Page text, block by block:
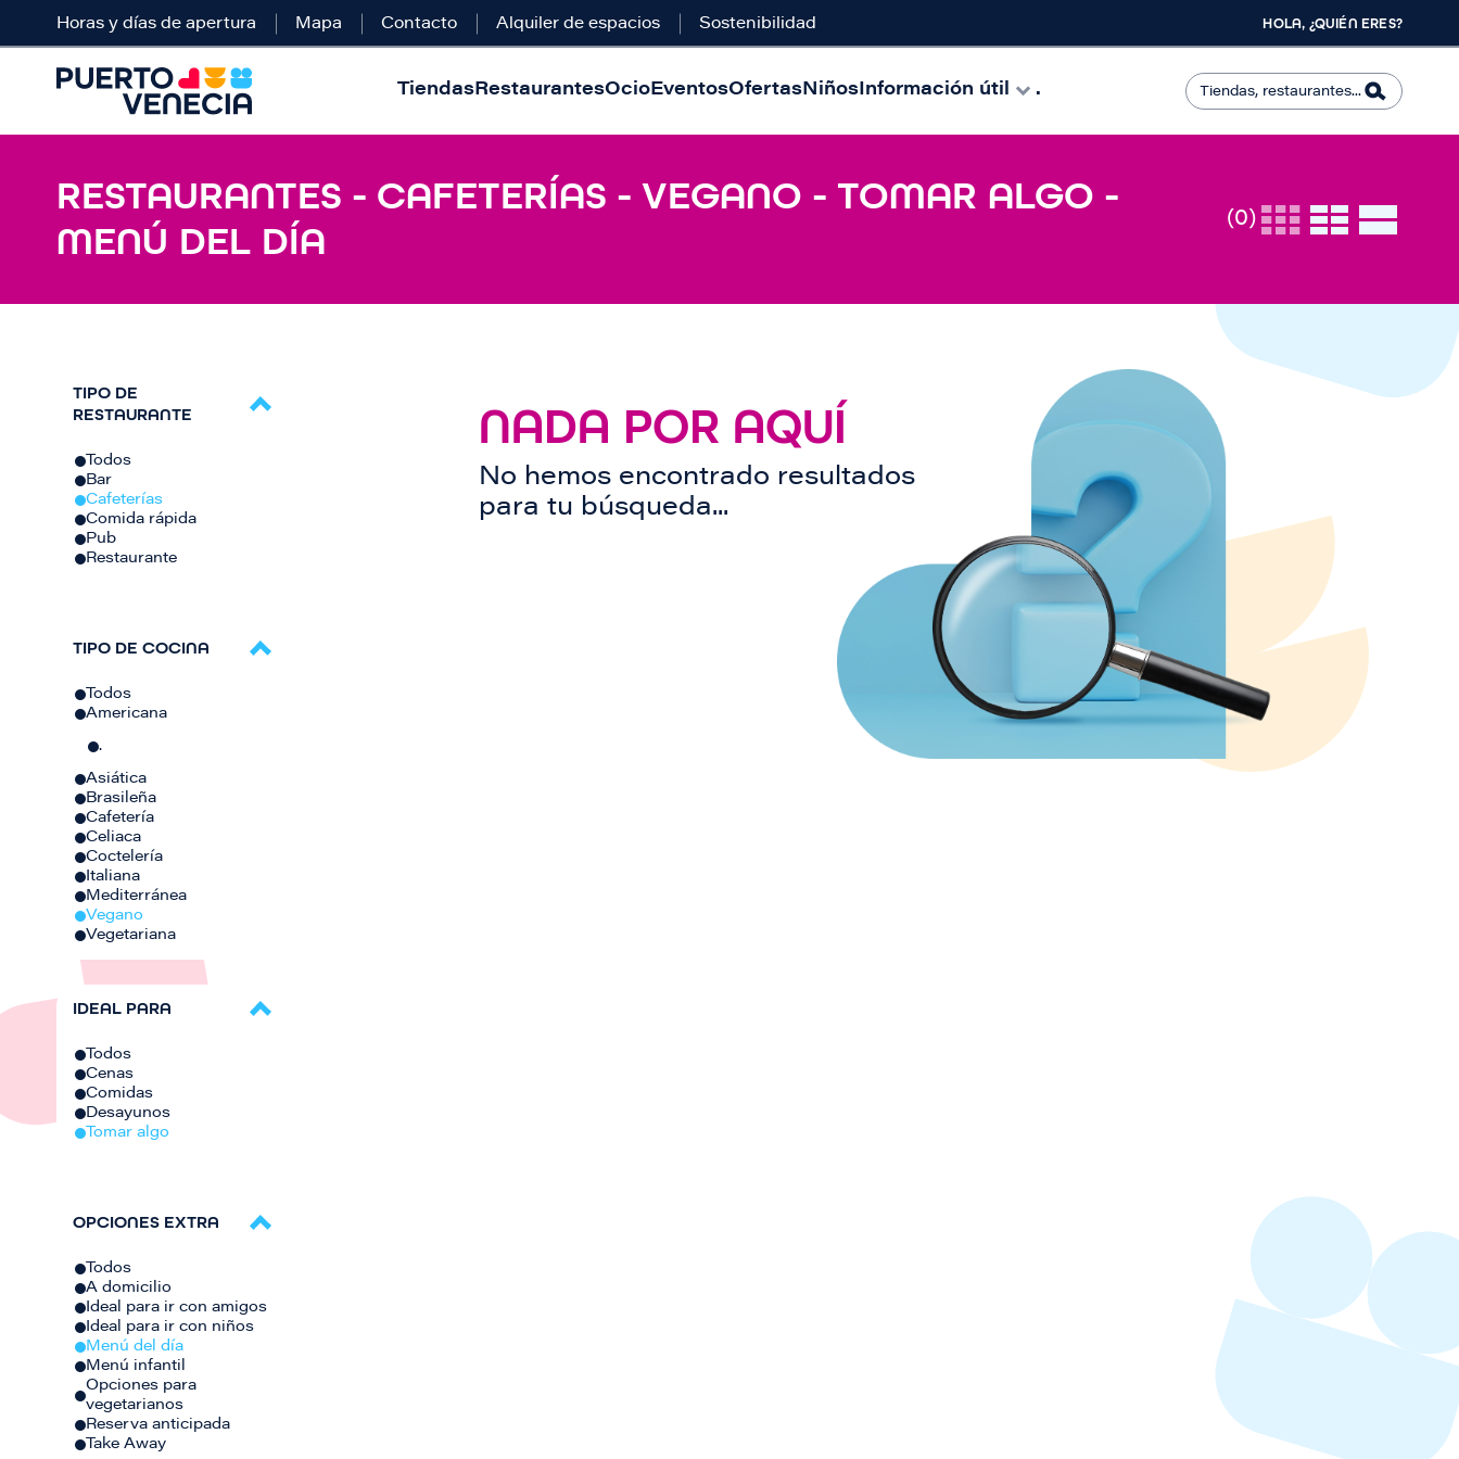
Horas y días de apertura Mapa Contacto Alquiler de espacios Sostenibilidad HOLA, ¿QUIÉN ERES?
TiendasRestaurantesOcioEventosOfertasNiñosInformación útil .
RESTAURANTES - CAFETERÍAS - VEGANO - TOMAR ALGO -
MENÚ DEL DÍA
(0)
TIPO DE
RESTAURANTE
Todos
Bar
Cafeterías
Comida rápida
Pub
Restaurante
TIPO DE COCINA
Todos
Americana
.
Asiática
Brasileña
Cafetería
Celiaca
Coctelería
Italiana
Mediterránea
Vegano
Vegetariana
IDEAL PARA
Todos
Cenas
Comidas
Desayunos
Tomar algo
OPCIONES EXTRA
Todos
A domicilio
Ideal para ir con amigos
Ideal para ir con niños
Menú del día
Menú infantil
Opciones para
vegetarianos
Reserva anticipada
Take Away
NADA POR AQUÍ
No hemos encontrado resultados
para tu búsqueda...